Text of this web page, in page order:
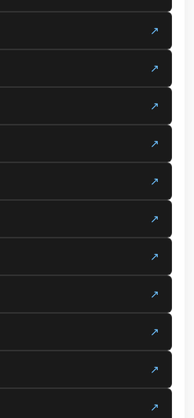
↗
↗
↗
↗
↗
↗
↗
↗
↗
↗
↗